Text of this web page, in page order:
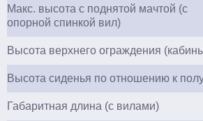
Макс. высота с поднятой мачтой (с
опорной спинкой вил)
Высота верхнего ограждения
Высота сиденья по отношению к
Габаритная длина (с вилами)